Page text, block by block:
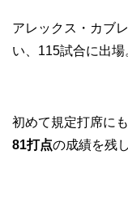
アレックス・カブ
い、115試合に出場
初めて規定打席に
81打点の成績を残